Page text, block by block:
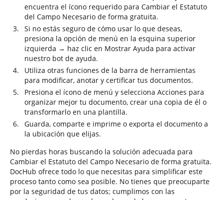
encuentra el ícono requerido para Cambiar el Estatuto
del Campo Necesario de forma gratuita.
Si no estás seguro de cómo usar lo que deseas,
presiona la opción de menú en la esquina superior
izquierda → haz clic en Mostrar Ayuda para activar
nuestro bot de ayuda.
Utiliza otras funciones de la barra de herramientas
para modificar, anotar y certificar tus documentos.
Presiona el ícono de menú y selecciona Acciones para
organizar mejor tu documento, crear una copia de él o
transformarlo en una plantilla.
Guarda, comparte e imprime o exporta el documento a
la ubicación que elijas.
No pierdas horas buscando la solución adecuada para
Cambiar el Estatuto del Campo Necesario de forma gratuita.
DocHub ofrece todo lo que necesitas para simplificar este
proceso tanto como sea posible. No tienes que preocuparte
por la seguridad de tus datos; cumplimos con las